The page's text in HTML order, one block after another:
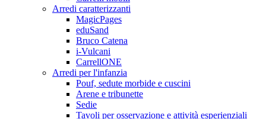
Arredi caratterizzanti
MagicPages
eduSand
Bruco Catena
i-Vulcani
CarrellONE
Arredi per l'infanzia
Pouf, sedute morbide e cuscini
Arene e tribunette
Sedie
Tavoli per osservazione e attività esperienziali